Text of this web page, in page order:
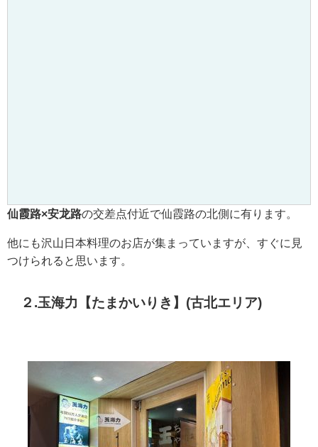
仙霞路×安龙路の交差点付近で仙霞路の北側に有ります。
他にも沢山日本料理のお店が集まっていますが、すぐに見
つけられると思います。
２.玉海力 【たまかいりき】 (古北エリア)